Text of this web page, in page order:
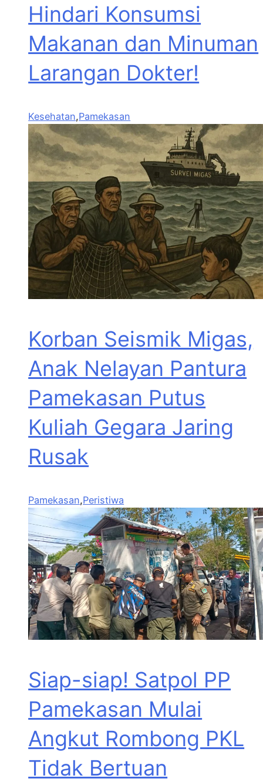
Hindari Konsumsi
Makanan dan Minuman
Larangan Dokter!
Kesehatan,Pamekasan
Korban Seismik Migas,
Anak Nelayan Pantura
Pamekasan Putus
Kuliah Gegara Jaring
Rusak
Pamekasan,Peristiwa
Siap-siap! Satpol PP
Pamekasan Mulai
Angkut Rombong PKL
Tidak Bertuan